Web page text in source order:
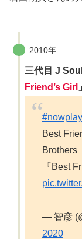
2010年
三代目 J
Friend’s Girl
Best
Brothers
『Best
— 智彦
2020